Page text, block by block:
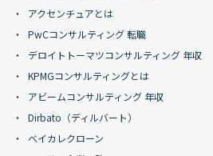
アクセンチュアとは
PwCコンサルティング 転職
デロイトトーマツコンサルティング 年収
KPMGコンサルティングとは
アビームコンサルティング 年収
Dirbato（ディルバート）
ベイカレクローン